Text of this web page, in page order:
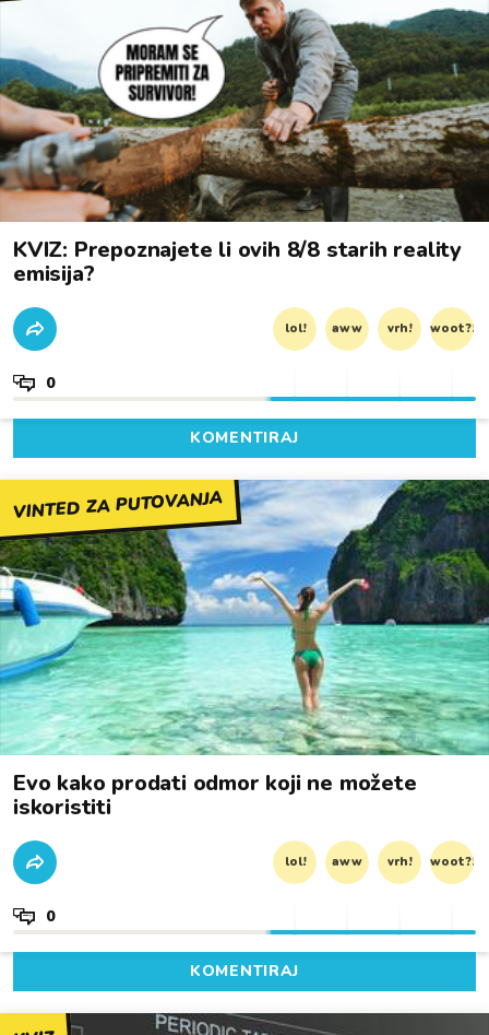
KVIZ: Prepoznajete li ovih 8/8 starih reality
emisija?
lol! aww vrh! woot?!
0
KOMENTIRAJ
VINTED ZA PUTOVANJA
Evo kako prodati odmor koji ne možete
iskoristiti
lol! aww vrh! woot?!
0
KOMENTIRAJ